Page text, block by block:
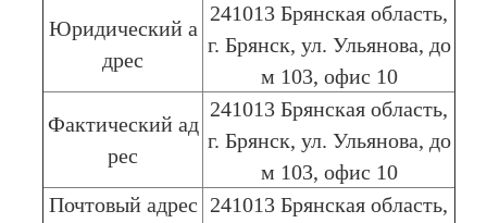
Юридический а
дрес
241013 Брянская область,
г. Брянск, ул. Ульянова, до
м 103, офис 10
Фактический ад
рес
241013 Брянская область,
г. Брянск, ул. Ульянова, до
м 103, офис 10
Почтовый адрес 241013 Брянская область,